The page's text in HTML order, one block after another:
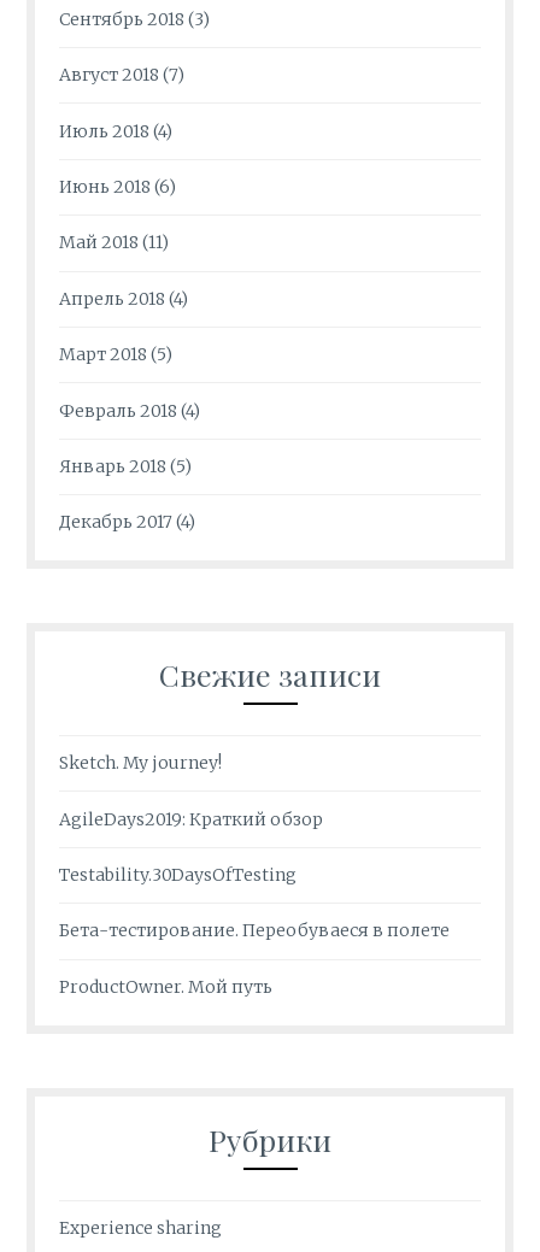
Сентябрь 2018 (3)
Август 2018 (7)
Июль 2018 (4)
Июнь 2018 (6)
Май 2018 (11)
Апрель 2018 (4)
Март 2018 (5)
Февраль 2018 (4)
Январь 2018 (5)
Декабрь 2017(4)
Свежие записи
Sketch. My journey!
AgileDays2019: Краткий обзор
Testability.30DaysOfTesting
Бета-тестирование. Переобуваеся в полете
ProductOwner. Мой путь
Рубрики
Experience sharing